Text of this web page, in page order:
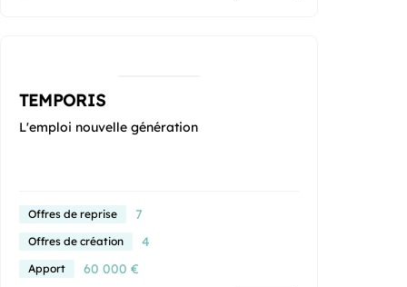
TEMPORIS
L'emploi nouvelle génération
Offres de reprise 7
Offres de création 4
Apport 60 000 €